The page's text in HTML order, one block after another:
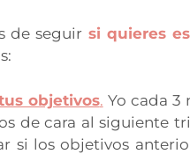
deseguir si quieres
objetivos. Yo cada 3
de cara al siguiente
si los objetivos